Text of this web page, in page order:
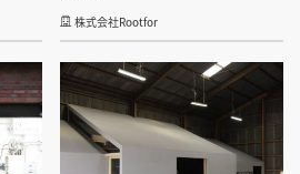
株式会社Rootfor